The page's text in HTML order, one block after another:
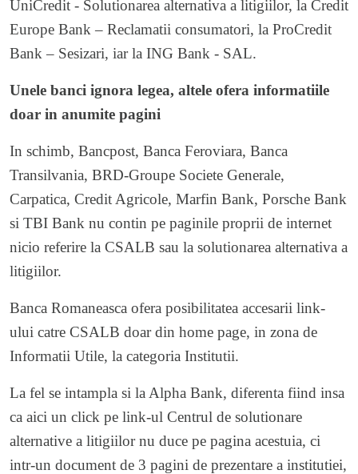
UniCredit - Solutionarea alternativa a litigiilor, la Credit
Europe Bank – Reclamatii consumatori, la ProCredit
Bank – Sesizari, iar la ING Bank - SAL.
Unele banci ignora legea, altele ofera informatiile
doar in anumite pagini
In schimb, Bancpost, Banca Feroviara, Banca
Transilvania, BRD-Groupe Societe Generale,
Carpatica, Credit Agricole, Marfin Bank, Porsche Bank
si TBI Bank nu contin pe paginile proprii de internet
nicio referire la CSALB sau la solutionarea alternativa a
litigiilor.
Banca Romaneasca ofera posibilitatea accesarii link-
ului catre CSALB doar din home page, in zona de
Informatii Utile, la categoria Institutii.
La fel se intampla si la Alpha Bank, diferenta fiind insa
ca aici un click pe link-ul Centrul de solutionare
alternative a litigiilor nu duce pe pagina acestuia, ci
intr-un document de 3 pagini de prezentare a institutiei,